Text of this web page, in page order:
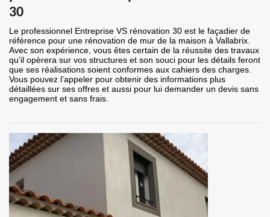
30
Le professionnel Entreprise VS rénovation 30 est le façadier de
référence pour une rénovation de mur de la maison à Vallabrix.
Avec son expérience, vous êtes certain de la réussite des travaux
qu’il opèrera sur vos structures et son souci pour les détails feront
que ses réalisations soient conformes aux cahiers des charges.
Vous pouvez l’appeler pour obtenir des informations plus
détaillées sur ses offres et aussi pour lui demander un devis sans
engagement et sans frais.